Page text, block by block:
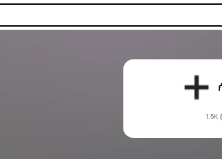
1.5K